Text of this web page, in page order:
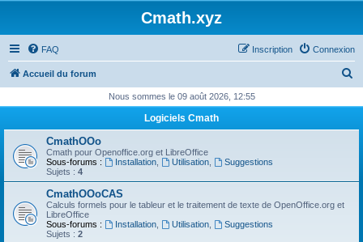
Cmath.xyz
FAQ Connexion
Inscription
Accueil du forum
h
Nous sommes le 09 août 2026, 12:55
Logiciels Cmath
CmathOOo
Cmath pour Openoffice.org et LibreOffice
Sous-forums :
Installation, Utilisation,
Suggestions
Sujets : 4
CmathOOoCAS
Calculs formels pour le tableur et le traitement de texte de OpenOffice.org et
LibreOffice
Sous-forums :
Installation, Utilisation,
Suggestions
Sujets : 2